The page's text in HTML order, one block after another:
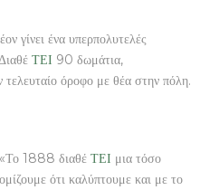
γίνει ένα υπερπολυτελές
ΤΕΙ 90 δωμάτια,
τελευταίο όροφο με θέα στην πόλη.
1888 διαθέ ΤΕΙ μια τόσο
ότι καλύπτουμε και με το